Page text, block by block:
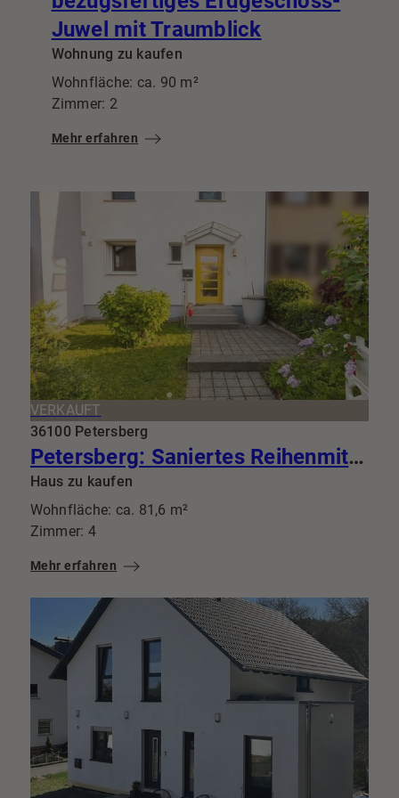
Juwel mit Traumblick
Wohnung zu kaufen
Wohnfläche: ca. 90 m²
Zimmer: 2
Mehr erfahren
VERKAUFT
36100 Petersberg
Petersberg: Saniertes Reihenmittelhaus mit Garten-Paradies, Süd-Terrasse, Garage & Ausbaureserve
Haus zu kaufen
Wohnfläche: ca. 81,6 m²
Zimmer: 4
Mehr erfahren